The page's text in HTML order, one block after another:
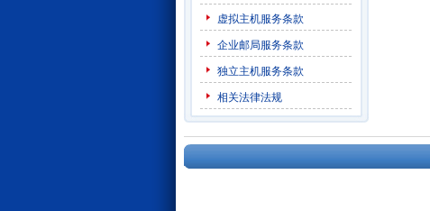
虚拟主机服务条款
企业邮局服务条款
独立主机服务条款
相关法律法规